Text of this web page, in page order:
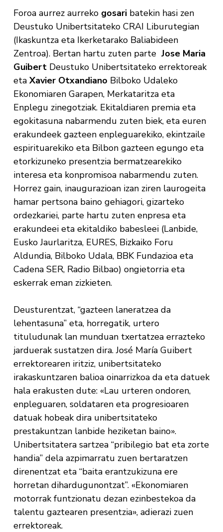
Foroa aurrez aurreko gosari batekin hasi zen
Deustuko Unibertsitateko CRAI Liburutegian
(Ikaskuntza eta Ikerketarako Baliabideen
Zentroa). Bertan hartu zuten parte Jose Maria
GuibertDeustuko Unibertsitateko errektoreak
eta Xavier Otxandiano Bilboko Udaleko
Ekonomiaren Garapen, Merkataritza eta
Enplegu zinegotziak. Ekitaldiaren premia eta
egokitasuna nabarmendu zuten biek, eta euren
erakundeek gazteen enpleguarekiko, ekintzaile
espirituarekiko eta Bilbon gazteen egungo eta
etorkizuneko presentzia bermatzearekiko
interesa eta konpromisoa nabarmendu zuten.
Horrez gain, inaugurazioan izan ziren laurogeita
hamar pertsona baino gehiagori, gizarteko
ordezkariei, parte hartu zuten enpresa eta
erakundeei eta ekitaldiko babesleei (Lanbide,
Eusko Jaurlaritza, EURES, Bizkaiko Foru
Aldundia, Bilboko Udala, BBK Fundazioa eta
Cadena SER, Radio Bilbao) ongietorria eta
eskerrak eman zizkieten.
Deusturentzat, “gazteen laneratzea da
lehentasuna” eta, horregatik, urtero
tituludunak lan munduan txertatzea errazteko
jarduerak sustatzen dira. José María Guibert
errektorearen iritziz, unibertsitateko
irakaskuntzaren balioa oinarrizkoa da eta datuek
hala erakusten dute: «Lau urteren ondoren,
enpleguaren, soldataren eta progresioaren
datuak hobeak dira unibertsitateko
prestakuntzan lanbide heziketan baino».
Unibertsitatera sartzea “pribilegio bat eta zorte
handia” dela azpimarratu zuen bertaratzen
direnentzat eta “baita erantzukizuna ere
horretan dihardugunontzat”. «Ekonomiaren
motorrak funtzionatu dezan ezinbestekoa da
talentu gaztearen presentzia», adierazi zuen
errektoreak.